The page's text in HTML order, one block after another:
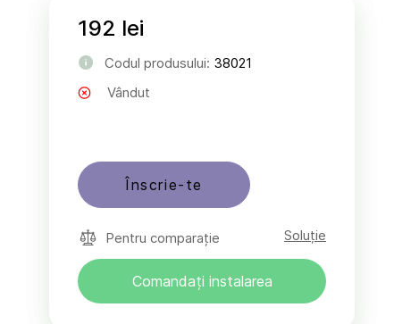
192 lei
Codul produsului: 38021
Vândut
Înscrie-te
Pentru comparație Soluție
Comandați instalarea